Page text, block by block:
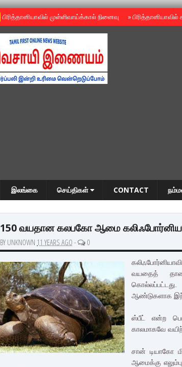
»பிரித்தானியாவில் முள்ளிவாய்க்கால் நினைவு »
இலங்கை செய்திகள் CONTACT
150 வயதான கலபகோ ஆமை
BY UNKNOWN 11 YEARS AGO - 0
வயதைத்
ஆண்டுகளாக
ஸ்பீட் என்ற
காலமாகவே
சான் டியாகோ
ஆமைக்கு